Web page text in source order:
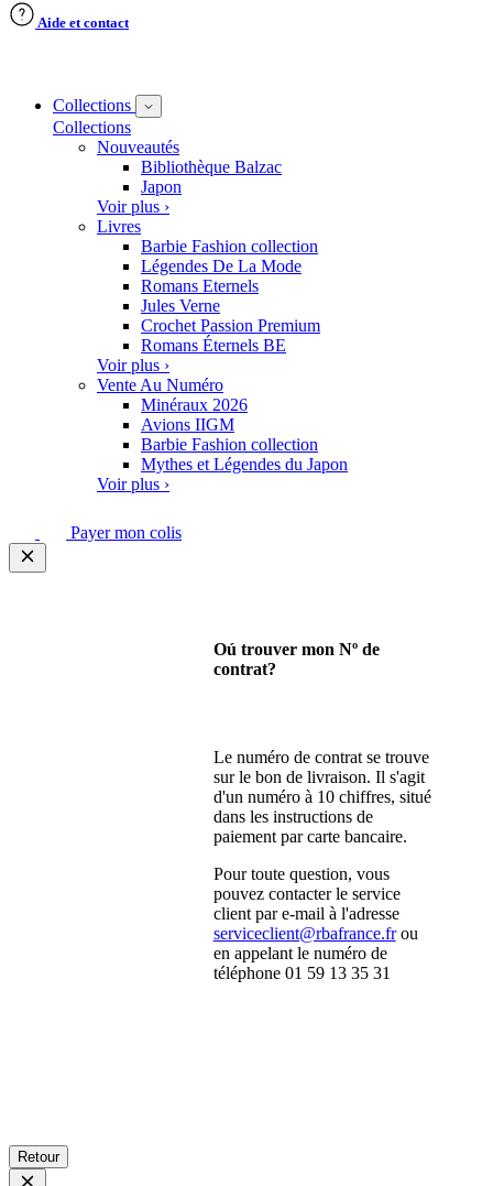
Aide et contact
Collections
Collections
Nouveautés
Bibliothèque Balzac
Japon
Voir plus ›
Livres
Barbie Fashion collection
Légendes De La Mode
Romans Eternels
Jules Verne
Crochet Passion Premium
Romans Éternels BE
Voir plus ›
Vente Au Numéro
Minéraux 2026
Avions IIGM
Barbie Fashion collection
Mythes et Légendes du Japon
Voir plus ›
Payer mon colis
Oú trouver mon Nº de
contrat?
Le numéro de contrat se trouve
sur le bon de livraison. Il s'agit
d'un numéro à 10 chiffres, situé
dans les instructions de
paiement par carte bancaire.
Pour toute question, vous
pouvez contacter le service
client par e-mail à l'adresse
serviceclient@rbafrance.frou
en appelant le numéro de
téléphone 01 59 13 35 31
Retour